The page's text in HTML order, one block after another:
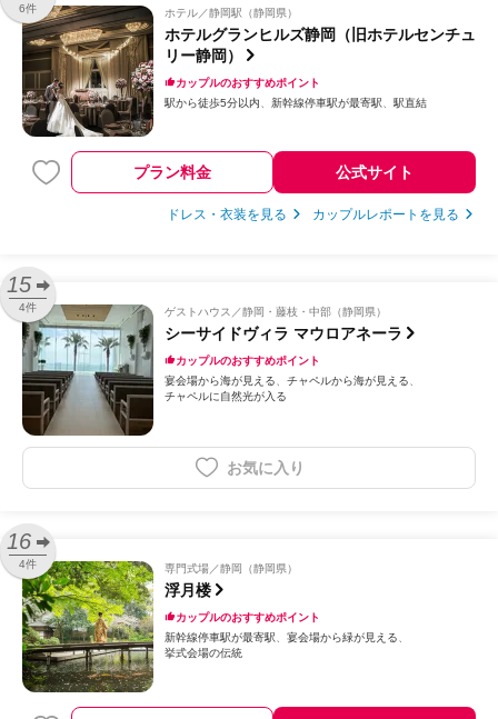
6件 ホテル 静岡駅（静岡県）
ホテルグランヒルズ静岡（旧ホテルセンチュ
リー静岡）
カップルのおすすめポイント
駅から徒歩5分以内
新幹線停車駅が最寄駅 駅直結
プラン料金 公式サイト
ドレス・衣装を見る カップルレポートを見る
15
4件 ゲストハウス 静岡・藤枝・中部（静岡県）
シーサイドヴィラ マウロアネーラ
カップルのおすすめポイント
宴会場から海が見える
チャペルから海が見える
チャペルに自然光が入る
お気に入り
16
4件 専門式場 静岡（静岡県）
浮月楼
カップルのおすすめポイント
新幹線停車駅が最寄駅
宴会場から緑が見える
挙式会場の伝統